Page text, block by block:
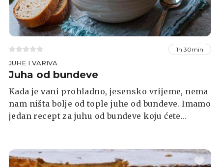
1h 30min
JUHE I VARIVA
Juha od bundeve
Kada je vani prohladno, jesensko vrijeme, nema
nam ništa bolje od tople juhe od bundeve. Imamo
jedan recept za juhu od bundeve koju ćete